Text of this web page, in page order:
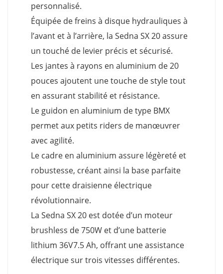
personnalisé.
Équipée de freins à disque hydrauliques à
l’avant et à l’arrière, la Sedna SX 20 assure
un touché de levier précis et sécurisé.
Les jantes à rayons en aluminium de 20
pouces ajoutent une touche de style tout
en assurant stabilité et résistance.
Le guidon en aluminium de type BMX
permet aux petits riders de manœuvrer
avec agilité.
Le cadre en aluminium assure légèreté et
robustesse, créant ainsi la base parfaite
pour cette draisienne électrique
révolutionnaire.
La Sedna SX 20 est dotée d’un moteur
brushless de 750W et d’une batterie
lithium 36V7.5 Ah, offrant une assistance
électrique sur trois vitesses différentes.